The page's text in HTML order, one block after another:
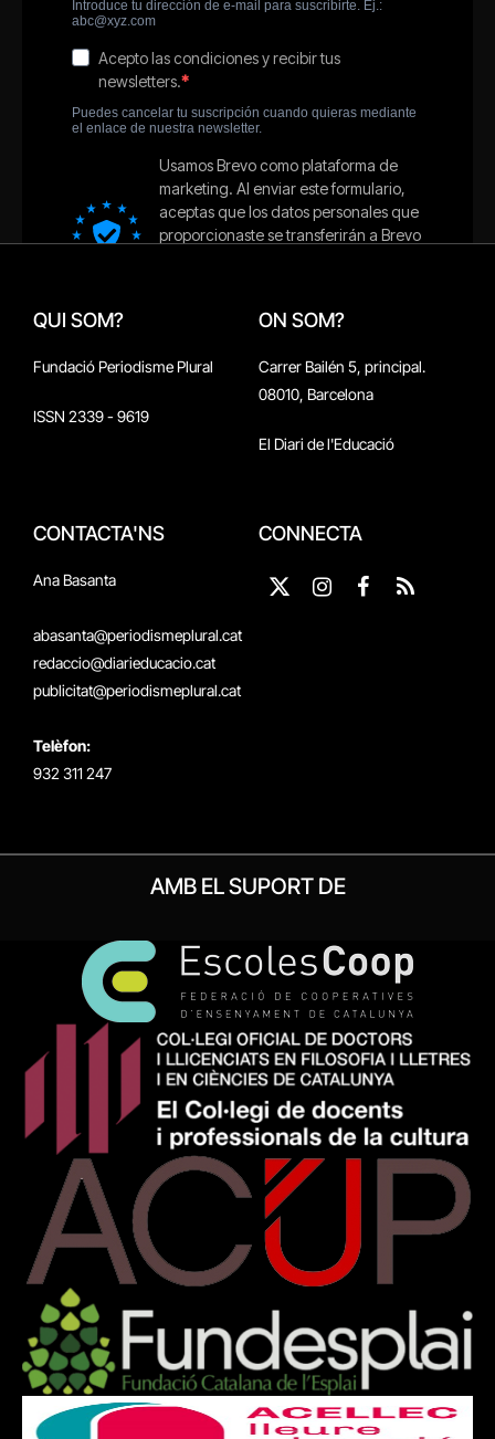
QUI SOM?
Fundació Periodisme Plural
ISSN 2339 - 9619
ON SOM?
Carrer Bailén 5, principal.
08010, Barcelona
El Diari de l'Educació
CONTACTA'NS
Ana Basanta
abasanta@periodismeplural.cat
redaccio@diarieducacio.cat
publicitat@periodismeplural.cat
Telèfon:
932 311 247
CONNECTA
X
Instagram
Facebook
RSS
AMB EL SUPORT DE